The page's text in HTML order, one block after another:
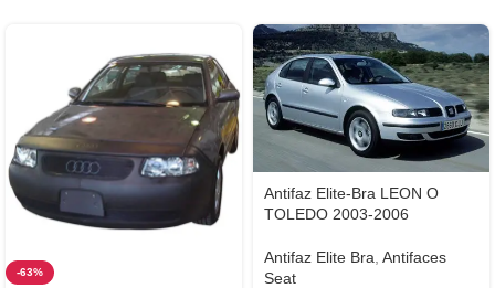
-63%
Antifaz Elite-Bra LEON O
TOLEDO 2003-2006
Antifaz Elite Bra Antifaces
Seat